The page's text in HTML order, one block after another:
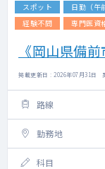
スポット 日勤（午
経験不問
専門医資
《岡山県備
掲載更新日 : 2026年07月31日
路線
勤務地
科目